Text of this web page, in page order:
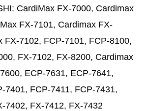
CardiMax FX-7000, Cardimax
FX-7101, Cardimax FX-
FX-7102, FCP-7101, FCP-8100,
FX-7102, FX-8200, Cardimax
ECP-7631, ECP-7641,
7401, FCP-7411, FCP-7431,
7402, FX-7412, FX-7432